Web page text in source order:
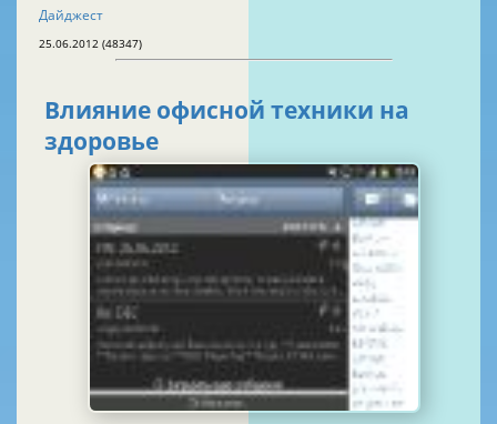
Дайджест
25.06.2012 (48347)
Влияние офисной техники на
здоровье